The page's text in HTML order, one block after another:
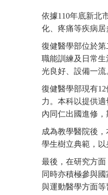
依據110年底新北
化、疼痛等疾病
復健醫學部位於
職能訓練及日常
光良好、設備一流
復健醫學部現有
力。本科以提供
內同仁出國進修
成為教學醫院後
學生樹立典範，以
最後，在研究方
同時亦積極參與
與運動醫學方面等